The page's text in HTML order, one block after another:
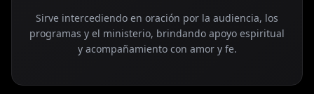
Sirve intercediendo en oración por la audiencia, los
programas y el ministerio, brindando apoyo espiritual
y acompañamiento con amor y fe.